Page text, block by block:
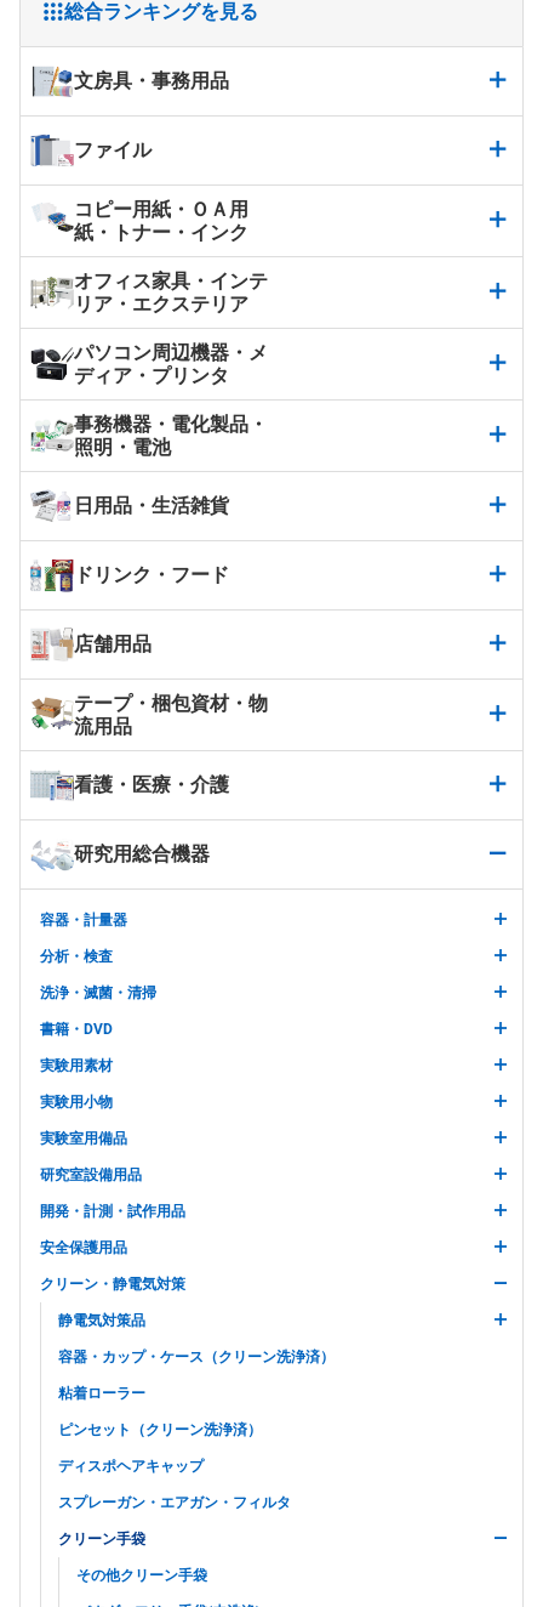
総合ランキングを見る
文房具・事務用品
ファイル
コピー用紙・ＯＡ用
紙・トナー・インク
オフィス家具・インテ
リア・エクステリア
パソコン周辺機器・メ
ディア・プリンタ
事務機器・電化製品・
照明・電池
日用品・生活雑貨
ドリンク・フード
店舗用品
テープ・梱包資材・物
流用品
看護・医療・介護
研究用総合機器
容器・計量器
分析・検査
洗浄・滅菌・清掃
書籍・DVD
実験用素材
実験用小物
実験室用備品
研究室設備用品
開発・計測・試作用品
安全保護用品
クリーン・静電気対策
静電気対策品
容器・カップ・ケース（クリーン洗浄済）
粘着ローラー
ピンセット（クリーン洗浄済）
ディスポヘアキャップ
スプレーガン・エアガン・フィルタ
クリーン手袋
その他クリーン手袋